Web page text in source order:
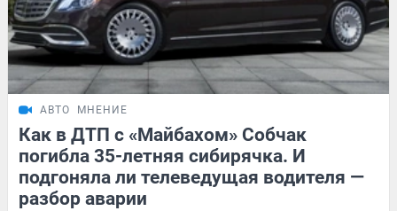
АВТО МНЕНИЕ
Как в ДТП с «Майбахом» Собчак
погибла 35-летняя сибирячка. И
подгоняла ли телеведущая водителя —
разбор аварии